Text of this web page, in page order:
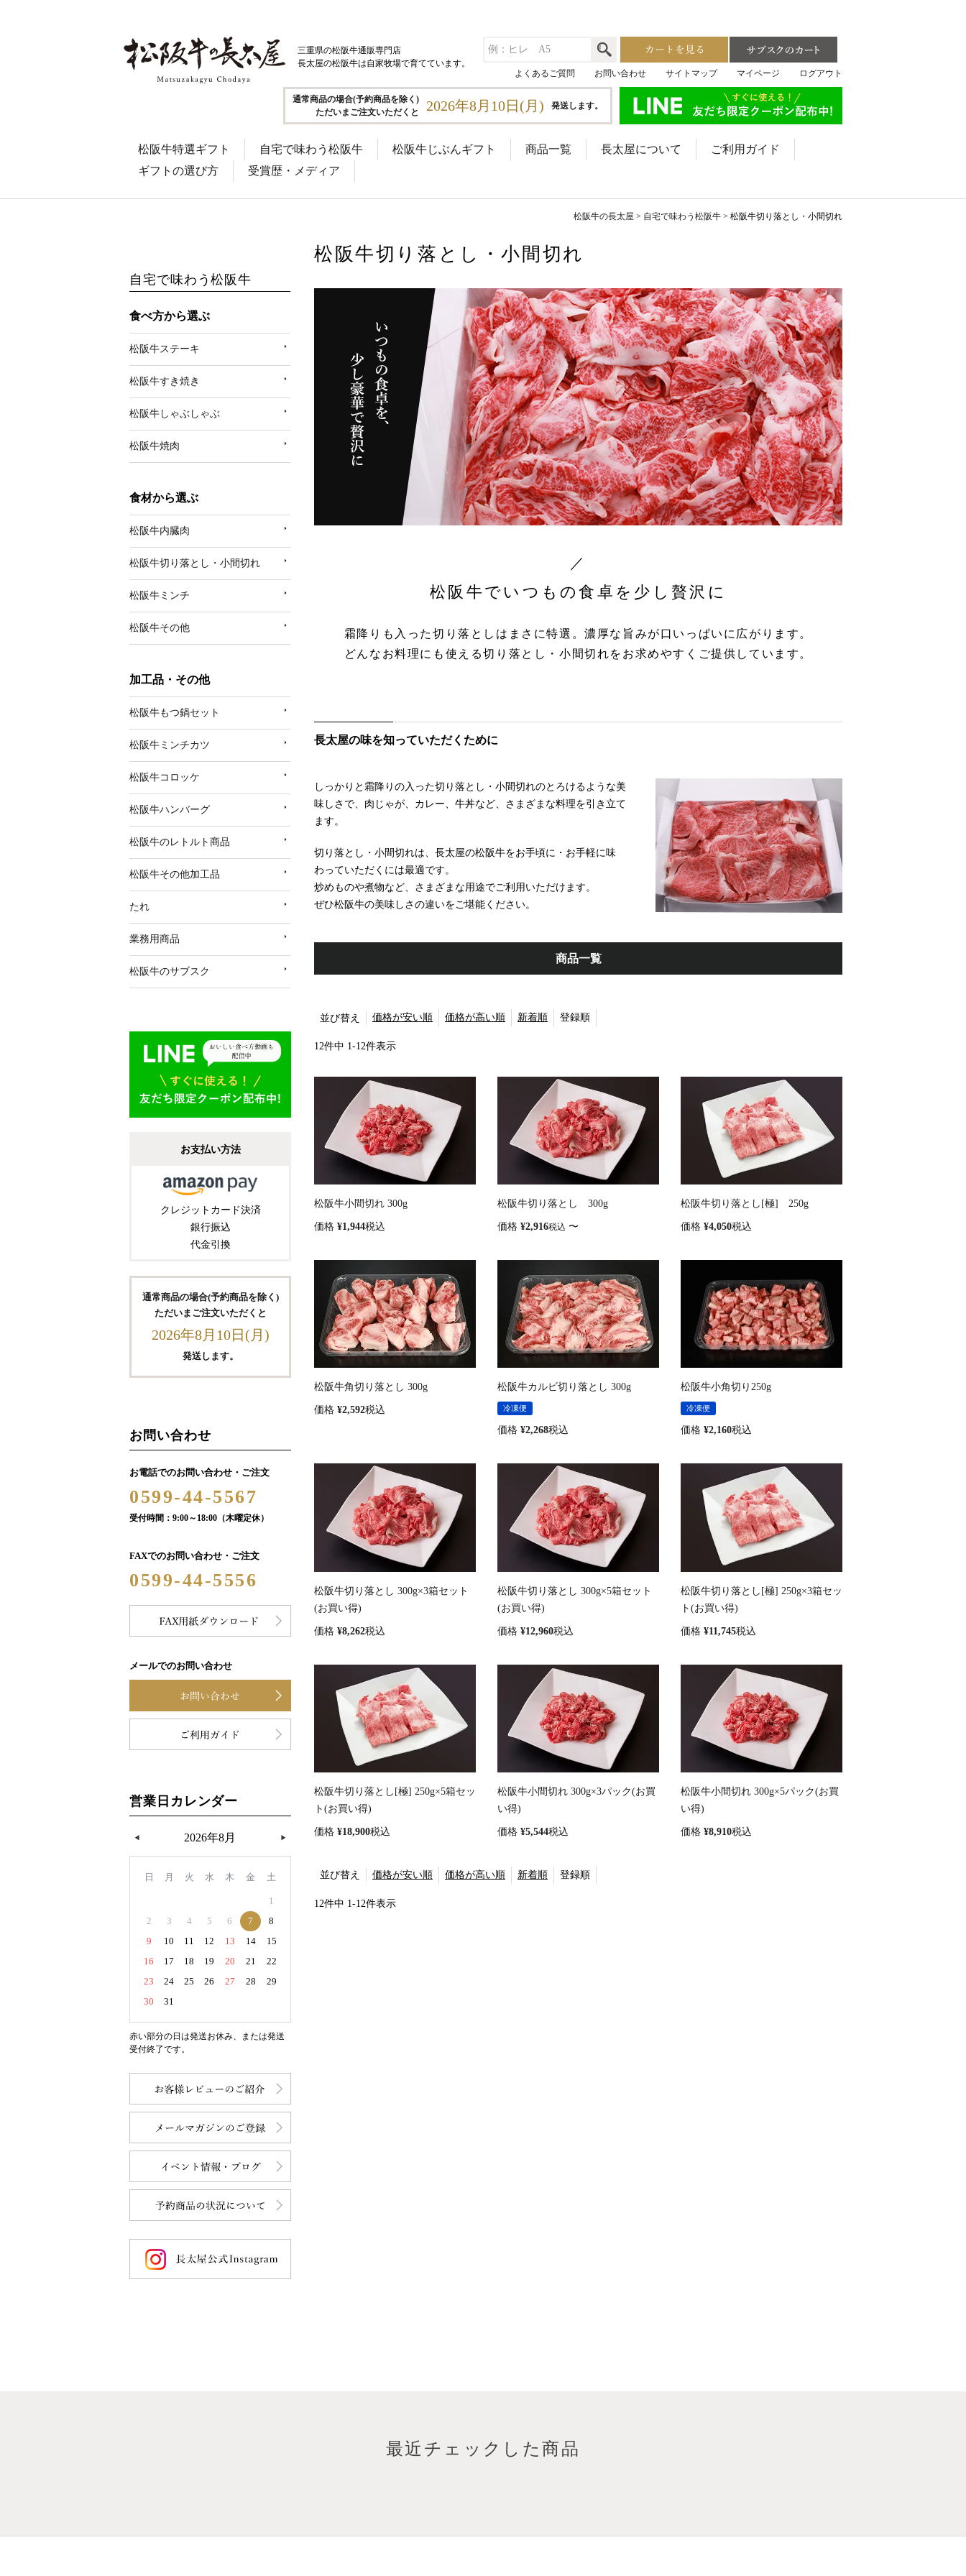
三重県の松阪牛通販専門店
長太屋の松阪牛は自家牧場で育てています。
よくあるご質問
お問い合わせ サイトマップ マイページ ログアウト
通常商品の場合(予約商品を除く)
ただいまご注文いただくと
2026年8月10日(月) 発送します。
松阪牛特選ギフト 自宅で味わう松阪牛 松阪牛じぶんギフト 商品一覧 長太屋について
ご利用ガイド
ギフトの選び方
受賞歴・メディア
松阪牛の長太屋 自宅で味わう松阪牛 松阪牛切り落とし・小間切れ
自宅で味わう松阪牛
食べ方から選ぶ
松阪牛ステーキ
松阪牛すき焼き
松阪牛しゃぶしゃぶ
松阪牛焼肉
食材から選ぶ
松阪牛内臓肉
松阪牛切り落とし・小間切れ
松阪牛ミンチ
松阪牛その他
加工品・その他
松阪牛もつ鍋セット
松阪牛ミンチカツ
松阪牛コロッケ
松阪牛ハンバーグ
松阪牛のレトルト商品
松阪牛その他加工品
たれ
業務用商品
松阪牛のサブスク
お支払い方法
クレジットカード決済
銀行振込
代金引換
通常商品の場合(予約商品を除く)
ただいまご注文いただくと
2026年8月10日(月)
発送します。
お問い合わせ
お電話でのお問い合わせ・ご注文
0599-44-5567
受付時間：9:00～18:00（木曜定休）
FAXでのお問い合わせ・ご注文
0599-44-5556
メールでのお問い合わせ
営業日カレンダー
2026年8月
日 月 火 水 木 金 土
1
2
3 4 5 6 7
8
9
10 11 12 13 14
15
16
17 18 19 20 21
22
23
24 25 26 27 28
29
30
31
赤い部分の日は発送お休み、または発送
受付終了です。
松阪牛切り落とし・小間切れ
松阪牛でいつもの食卓を少し贅沢に
霜降りも入った切り落としはまさに特選。濃厚な旨みが口いっぱいに広がります。
どんなお料理にも使える切り落とし・小間切れをお求めやすくご提供しています。
長太屋の味を知っていただくために
しっかりと霜降りの入った切り落とし・小間切れのとろけるような美
味しさで、肉じゃが、カレー、牛丼など、さまざまな料理を引き立て
ます。
切り落とし・小間切れは、長太屋の松阪牛をお手頃に・お手軽に味
わっていただくには最適です。
炒めものや煮物など、さまざまな用途でご利用いただけます。
ぜひ松阪牛の美味しさの違いをご堪能ください。
商品一覧
並び替え 価格が安い順 価格が高い順 新着順 登録順
12件中 1-12件表示
松阪牛小間切れ 300g
価格 ¥1,944税込
松阪牛切り落とし 300g
価格 ¥2,916税込 〜
松阪牛切り落とし[極] 250g
価格 ¥4,050税込
松阪牛角切り落とし 300g
価格 ¥2,592税込
松阪牛カルビ切り落とし 300g
冷凍便
価格 ¥2,268税込
松阪牛小角切り250g
冷凍便
価格 ¥2,160税込
松阪牛切り落とし 300g×3箱セット
(お買い得)
価格 ¥8,262税込
松阪牛切り落とし 300g×5箱セット
(お買い得)
価格 ¥12,960税込
松阪牛切り落とし[極] 250g×3箱セッ
ト(お買い得)
価格 ¥11,745税込
松阪牛切り落とし[極] 250g×5箱セッ
ト(お買い得)
価格 ¥18,900税込
松阪牛小間切れ 300g×3パック(お買
い得)
価格 ¥5,544税込
松阪牛小間切れ 300g×5パック(お買
い得)
価格 ¥8,910税込
並び替え 価格が安い順 価格が高い順 新着順 登録順
12件中 1 -12件表示
最近チェックした商品